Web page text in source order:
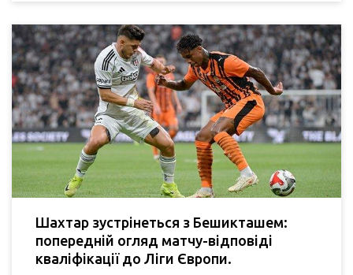
Шахтар зустрінеться з Бешикташем:
попередній огляд матчу-відповіді
кваліфікації до Ліги Європи.